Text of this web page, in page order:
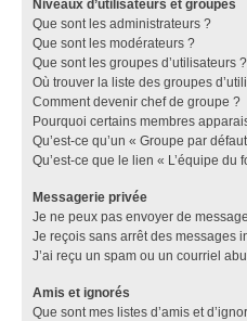
Niveaux d’utilisateurs et groupes
Que sont les administrateurs ?
Que sont les modérateurs ?
Que sont les groupes d’utilisateurs ?
Où trouver la liste des groupes
Comment devenir chef de groupe ?
Pourquoi certains membres
Qu’est-ce qu’un « Groupe par
Qu’est-ce que le lien « L’équipe du
Messagerie privée
Je ne peux pas envoyer de
Je reçois sans arrêt des messages
J’ai reçu un spam ou un courriel
Amis et ignorés
Que sont mes listes d’amis et